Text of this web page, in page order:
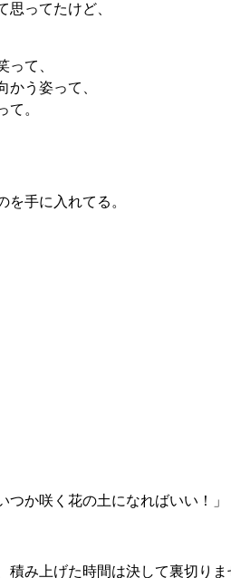
思ってたけど、
って、
かう姿って、
て。
を手に入れてる。
か咲く花の土になればいい！」
み上げた時間は決して裏切りま